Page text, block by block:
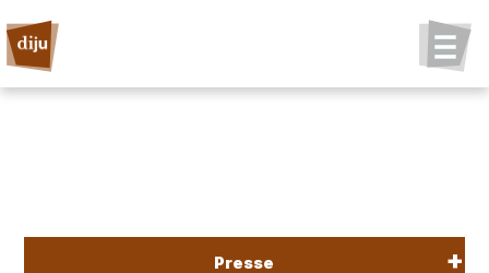
Presse